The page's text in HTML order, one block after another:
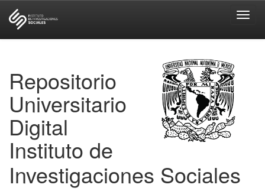
Repositorio
Universitario
Digital
Instituto de
Investigaciones Sociales